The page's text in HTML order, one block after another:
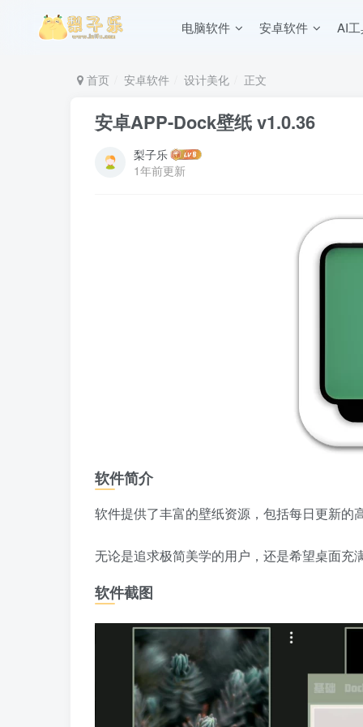
电脑软件 安卓软件 AI
首页 安卓软件 设计美化 正文
安卓APP-Dock壁纸 v1.0.36
梨子乐
1年前更新
软件简介
软件提供了丰富的壁纸资源，包括每日更新
无论是追求极简美学的用户，还是希望桌面
软件截图